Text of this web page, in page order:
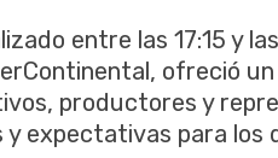
entre las 17:15 y
ofreció
productores y
expectativas para los